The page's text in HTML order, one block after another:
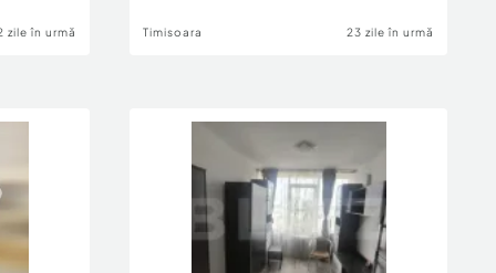
zile în urmă Timisoara 23 zile în urmă